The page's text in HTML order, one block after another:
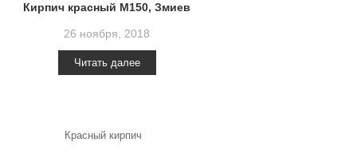
Кирпич красный М150, Змиев
26 ноября, 2018
Читать далее
Красный кирпич